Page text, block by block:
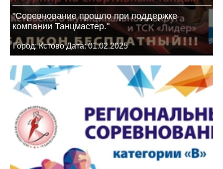
"Соревнование прошло при поддержке
компании Танцмастер."
Город: Кстово Дата: 01.02.2025